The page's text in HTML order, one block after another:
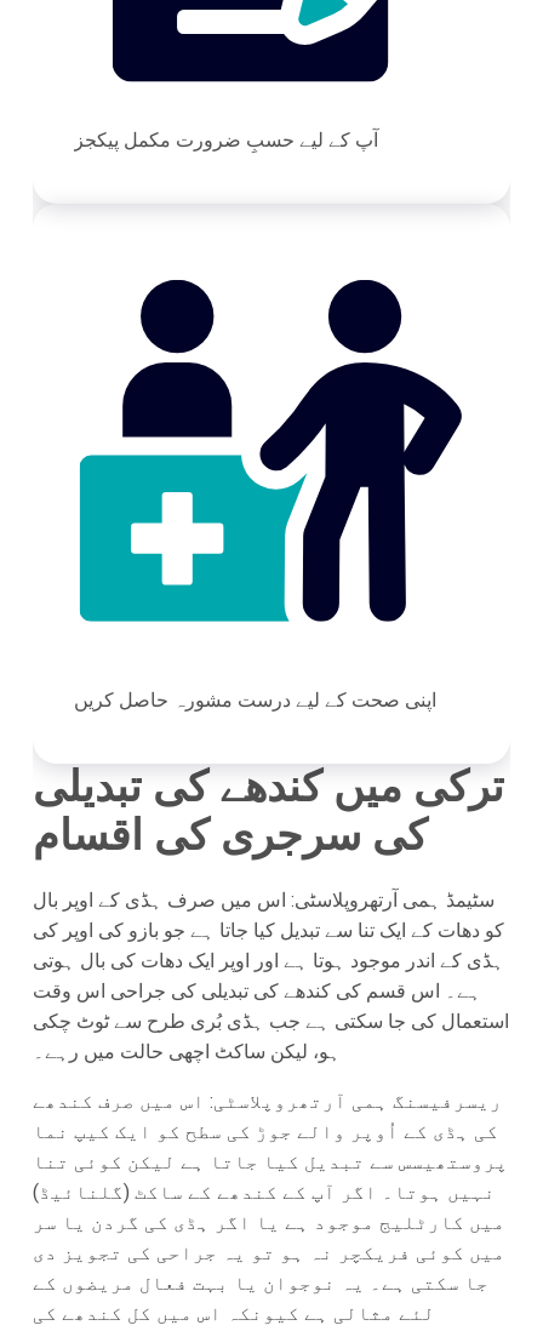
آپ کے لیے حسبِ ضرورت مکمل پیکجز
اپنی صحت کے لیے درست مشورہ حاصل کریں
ترکی میں کندھے کی تبدیلی
کی سرجری کی اقسام
سٹیمڈ ہمی آرتھروپلاسٹی: اس میں صرف ہڈی کے اوپر بال
کو دھات کے ایک تنا سے تبدیل کیا جاتا ہے جو بازو کی اوپر کی
ہڈی کے اندر موجود ہوتا ہے اور اوپر ایک دھات کی بال ہوتی
ہے۔ اس قسم کی کندھے کی تبدیلی کی جراحی اس وقت
استعمال کی جا سکتی ہے جب ہڈی بُری طرح سے ٹوٹ چکی
ہو، لیکن ساکٹ اچھی حالت میں رہے۔
ریسرفیسنگ ہمی آرتھروپلاسٹی: اس میں صرف کندھے
کی ہڈی کے اُوپر والے جوڑ کی سطح کو ایک کیپ نما
پروستھیسس سے تبدیل کیا جاتا ہے لیکن کوئی تنا
نہیں ہوتا۔ اگر آپ کے کندھے کے ساکٹ (گلنائیڈ)
میں کارٹلیج موجود ہے یا اگر ہڈی کی گردن یا سر
میں کوئی فریکچر نہ ہو تو یہ جراحی کی تجویز دی
جا سکتی ہے۔ یہ نوجوان یا بہت فعال مریضوں کے
لئے مثالی ہے کیونکہ اس میں کل کندھے کی